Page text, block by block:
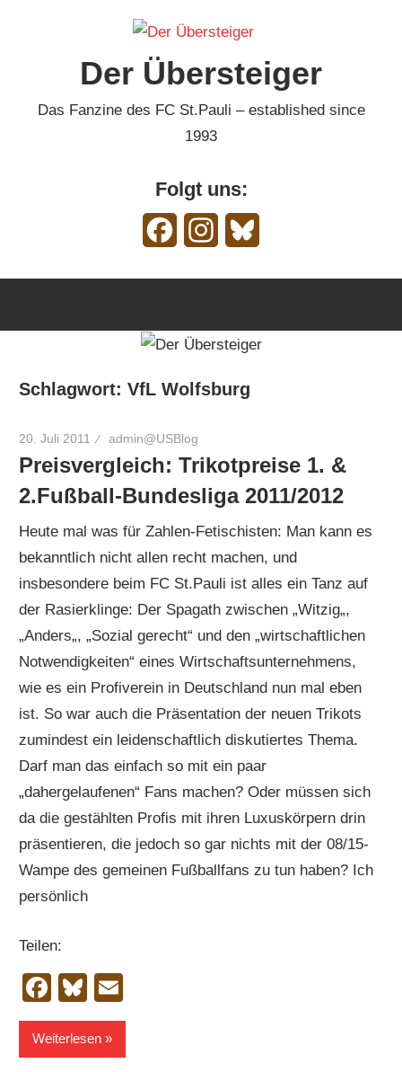
Der Übersteiger
Das Fanzine des FC St.Pauli – established since
1993
Folgt uns:
FacebookInstagram
Schlagwort:VfL Wolfsburg
20. Juli 2011 admin@USBlog
Preisvergleich: Trikotpreise 1. &
2.Fußball-Bundesliga 2011/2012
Heute mal was für Zahlen-Fetischisten: Man kann es
bekanntlich nicht allen recht machen, und
insbesondere beim FC St.Pauli ist alles ein Tanz auf
der Rasierklinge: Der Spagath zwischen „Witzig„,
„Anders„, „Sozial gerecht“ und den „wirtschaftlichen
Notwendigkeiten“ eines Wirtschaftsunternehmens,
wie es ein Profiverein in Deutschland nun mal eben
ist. So war auch die Präsentation der neuen Trikots
zumindest ein leidenschaftlich diskutiertes Thema.
Darf man das einfach so mit ein paar
„dahergelaufenen“ Fans machen? Oder müssen sich
da die gestählten Profis mit ihren Luxuskörpern drin
präsentieren, die jedoch so gar nichts mit der 08/15-
Wampe des gemeinen Fußballfans zu tun haben? Ich
persönlich
Teilen:
Facebook
Bluesky
Weiterlesen